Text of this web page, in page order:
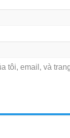
tôi, email, và